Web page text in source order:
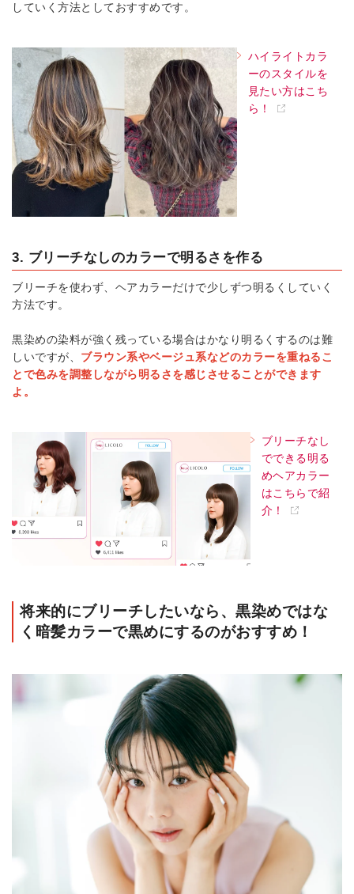
していく方法としておすすめです。
ハイライトカラ
ーのスタイルを
見たい方はこち
ら！
3. ブリーチなしのカラーで明るさを作る
ブリーチを使わず、ヘアカラーだけで少しずつ明るくしていく
方法です。
黒染めの染料が強く残っている場合はかなり明るくするのは難
しいですが、 ブラウン系やベージュ系などのカラーを重ねるこ
とで色みを調整しながら明るさを感じさせることができます
よ。
ブリーチなし
でできる明る
めヘアカラー
はこちらで紹
介！
将来的にブリーチしたいなら、黒染めではな
く暗髪カラーで黒めにするのがおすすめ！